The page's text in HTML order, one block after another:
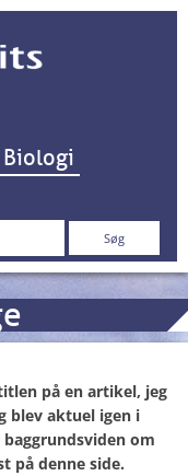
indhold
Biologi
på en artikel, jeg
blev aktuel igen i
om
på denne side.